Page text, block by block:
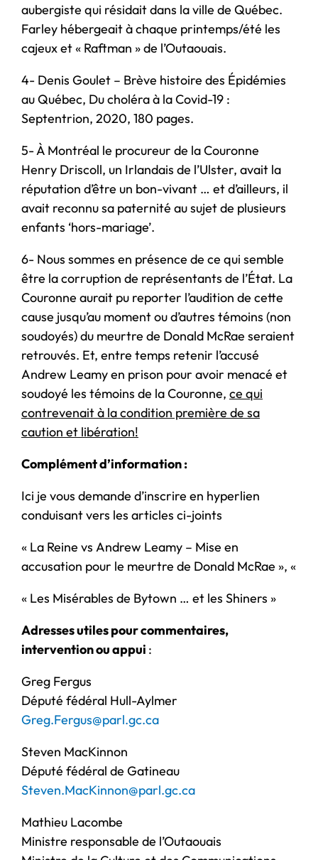
aubergiste qui résidait dans la ville de Québec.
Farley hébergeait à chaque printemps/été les
cajeux et « Raftman » de l’Outaouais.
4- Denis Goulet – Brève histoire des Épidémies
au Québec, Du choléra à la Covid-19 :
Septentrion, 2020, 180 pages.
5- À Montréal le procureur de la Couronne
Henry Driscoll, un Irlandais de l’Ulster, avait la
réputation d’être un bon-vivant … et d’ailleurs, il
avait reconnu sa paternité au sujet de plusieurs
enfants ‘hors-mariage’.
6- Nous sommes en présence de ce qui semble
être la corruption de représentants de l’État. La
Couronne aurait pu reporter l’audition de cette
cause jusqu’au moment ou d’autres témoins (non
soudoyés) du meurtre de Donald McRae seraient
retrouvés. Et, entre temps retenir l’accusé
Andrew Leamy en prison pour avoir menacé et
soudoyé les témoins de la Couronne, ce qui
contrevenait à la condition première de sa
caution et libération!
Complément d’information :
Ici je vous demande d’inscrire en hyperlien
conduisant vers les articles ci-joints
« La Reine vs Andrew Leamy – Mise en
accusation pour le meurtre de Donald McRae », «
« Les Misérables de Bytown … et les Shiners »
Adresses utiles pour commentaires,
intervention ou appui :
Greg Fergus
Député fédéral Hull-Aylmer
Greg.Fergus@parl.gc.ca
Steven MacKinnon
Député fédéral de Gatineau
Steven.MacKinnon@parl.gc.ca
Mathieu Lacombe
Ministre responsable de l’Outaouais